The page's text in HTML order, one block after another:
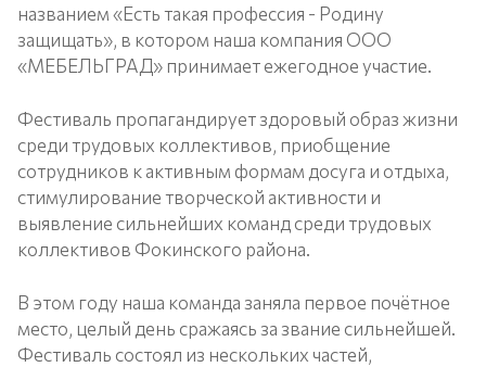
названием «Есть такая профессия - Родину
защищать», в котором наша компания ООО
«МЕБЕЛЬГРАД» принимает ежегодное участие.
Фестиваль пропагандирует здоровый образ жизни
среди трудовых коллективов, приобщение
сотрудников к активным формам досуга и отдыха,
стимулирование творческой активности и
выявление сильнейших команд среди трудовых
коллективов Фокинского района.
В этом году наша команда заняла первое почётное
место, целый день сражаясь за звание сильнейшей.
Фестиваль состоял из нескольких частей,